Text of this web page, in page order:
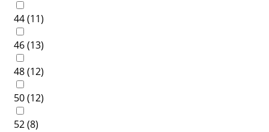
44 (11)
46 (13)
48 (12)
50 (12)
52 (8)